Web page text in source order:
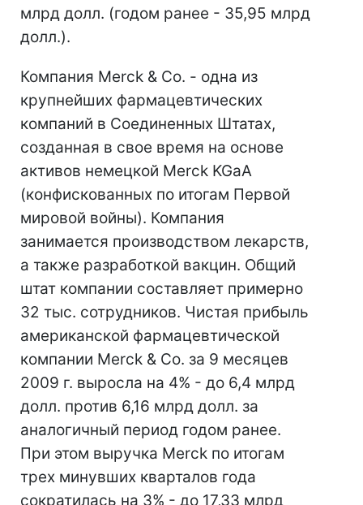
млрд долл. (годом ранее - 35,95 млрд
долл.).
Компания Merck & Co. - одна из
крупнейших фармацевтических
компаний в Соединенных Штатах,
созданная в свое время на основе
активов немецкой Merck KGaA
(конфискованных по итогам Первой
мировой войны). Компания
занимается производством лекарств,
а также разработкой вакцин. Общий
штат компании составляет примерно
32 тыс. сотрудников. Чистая прибыль
американской фармацевтической
компании Merck & Co. за 9 месяцев
2009 г. выросла на 4% - до 6,4 млрд
долл. против 6,16 млрд долл. за
аналогичный период годом ранее.
При этом выручка Merck по итогам
трех минувших кварталов года
сократилась на 3% - до 17,33 млрд